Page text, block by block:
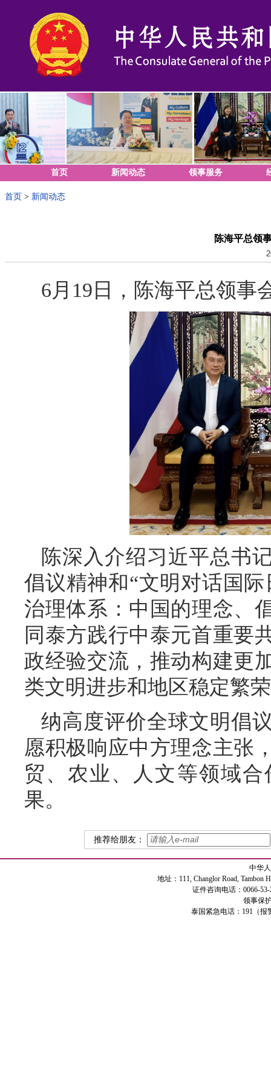
首页 新闻动态 领事服务
首页 > 新闻动态
陈海平总领
6月19日，陈海平总领事
陈深入介绍习近平总书
倡议精神和“文明对话国
治理体系：中国的理念、
同泰方践行中泰元首重要
政经验交流，推动构建更
类文明进步和地区稳定繁
纳高度评价全球文明倡
愿积极响应中方理念主张
贸、农业、人文等领域
果。
推荐给朋友：
中华
地址：111, Changlor Road, Tambon
证件咨询电话：0066-
领事保
泰国紧急电话：191（报